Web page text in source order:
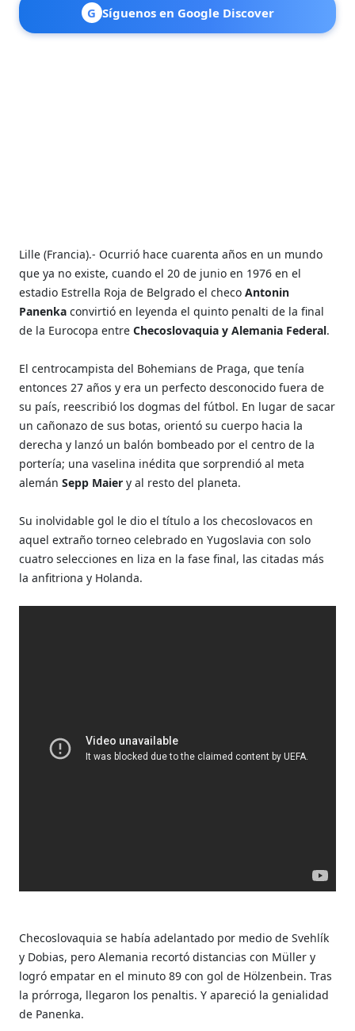
G Síguenos en Google Discover
Lille (Francia).- Ocurrió hace cuarenta años en un mundo
que ya no existe, cuando el 20 de junio en 1976 en el
estadio Estrella Roja de Belgrado el checoAntonin
Panenkaconvirtió en leyenda el quinto penalti de la final
de la Eurocopa entre Checoslovaquia y Alemania Federal.
El centrocampista del Bohemians de Praga, que tenía
entonces 27 años y era un perfecto desconocido fuera de
su país, reescribió los dogmas del fútbol. En lugar de sacar
un cañonazo de sus botas, orientó su cuerpo hacia la
derecha y lanzó un balón bombeado por el centro de la
portería; una vaselina inédita que sorprendió al meta
alemán Sepp Maiery al resto del planeta.
Su inolvidable gol le dio el título a los checoslovacos en
aquel extraño torneo celebrado en Yugoslavia con solo
cuatro selecciones en liza en la fase final, las citadas más
la anfitriona y Holanda.
Checoslovaquia se había adelantado por medio de Svehlík
y Dobias, pero Alemania recortó distancias con Müller y
logró empatar en el minuto 89 con gol de Hölzenbein. Tras
la prórroga, llegaron los penaltis. Y apareció la genialidad
de Panenka.